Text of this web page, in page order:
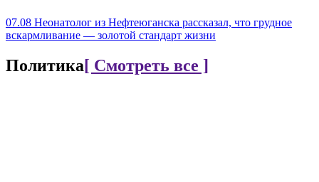
07.08 Неонатолог из Нефтеюганска рассказал, что грудное
вскармливание — золотой стандарт жизни
Политика[ Смотреть все ]